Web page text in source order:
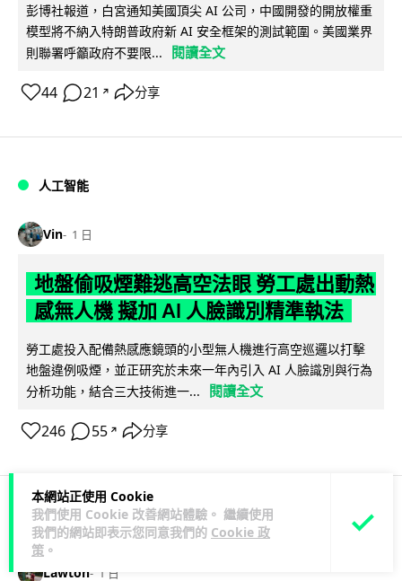
本網站正使用 Cookie
我們使用 Cookie 改善網站體驗。 繼續使用
我們的網站即表示您同意我們的 Cookie 政
策 。
彭博社報道，白宮通知美國頂尖 AI 公司，中國開發的開放權重
模型將不納入特朗普政府新 AI 安全框架的測試範圍。美國業界
則聯署呼籲政府不要限...
閱讀全文
44 21 ↗ 分享
人工智能
Vin 1 日
地盤偷吸煙難逃高空法眼 勞工處出動熱
感無人機 擬加 AI 人臉識別精準執法
勞工處投入配備熱感應鏡頭的小型無人機進行高空巡邏以打擊
地盤違例吸煙，並正研究於未來一年內引入 AI 人臉識別與行為
分析功能，結合三大技術進一...
閱讀全文
246 55 ↗ 分享
人工智能
Lawton 1 日